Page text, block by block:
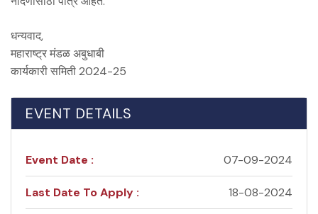
धन्यवाद,
महाराष्ट्र मंडळ अबुधाबी
कार्यकारी समिती 2024-25
EVENT DETAILS
Event Date : 07-09-2024
Last Date To Apply : 18-08-2024